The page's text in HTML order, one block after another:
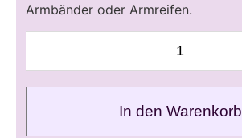
Armbänder oder Armreifen.
In den Warenkorb